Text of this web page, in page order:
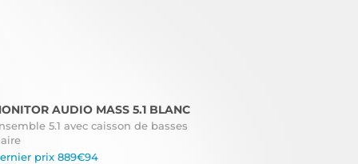
AUDIO MASS 5.1 BLANC
5.1 avec caisson de basses
prix 889€94